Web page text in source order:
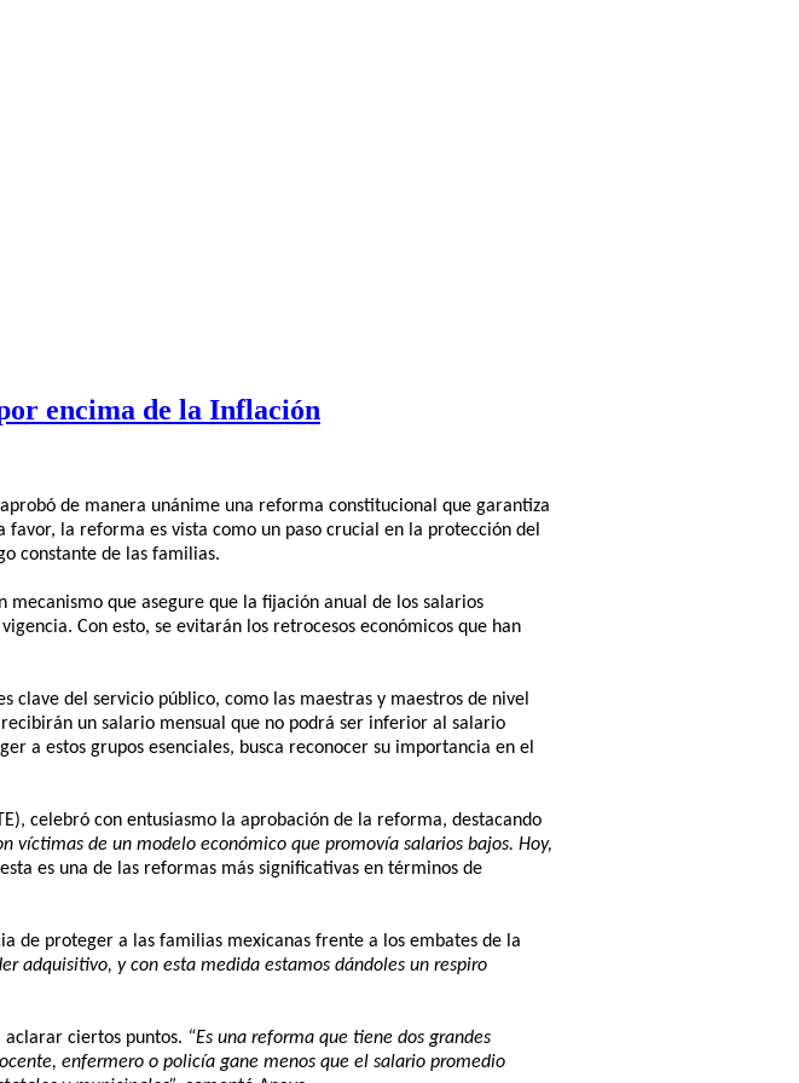
encima de la Inflación
de manera unánime una reforma constitucional que garantiza
la reforma es vista como un paso crucial en la protección del
constante de las familias.
que asegure que la fijación anual de los salarios
Con esto, se evitarán los retrocesos económicos que han
clave del servicio público, como las maestras y maestros de nivel
un salario mensual que no podrá ser inferior al salario
a estos grupos esenciales, busca reconocer su importancia en el
celebró con entusiasmo la aprobación de la reforma, destacando
víctimas de un modelo económico que promovía salarios bajos. Hoy,
es una de las reformas más significativas en términos de
de proteger a las familias mexicanas frente a los embates de la
adquisitivo, y con esta medida estamos dándoles un respiro
ciertos puntos. “Es una reforma que tiene dos grandes
enfermero o policía gane menos que el salario promedio